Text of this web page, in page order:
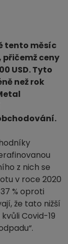
tento měsíc
ceny
USD. Tyto
než rok
z nich se
v roce 2020
% oproti
že tato nižší
Covid-19